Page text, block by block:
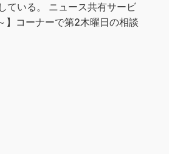
ている。 ニュース共有サービ
】コーナーで第2木曜日の相談